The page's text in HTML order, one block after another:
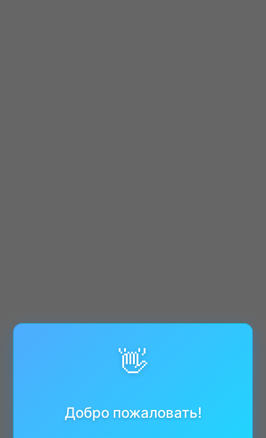
👋
Добро пожаловать!